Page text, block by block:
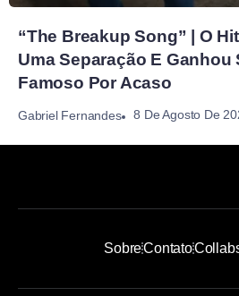
“The Breakup Song” | O
Uma Separação E Ganhou
Famoso Por Acaso
Gabriel Fernandes 8 De Agosto De
SobreContato